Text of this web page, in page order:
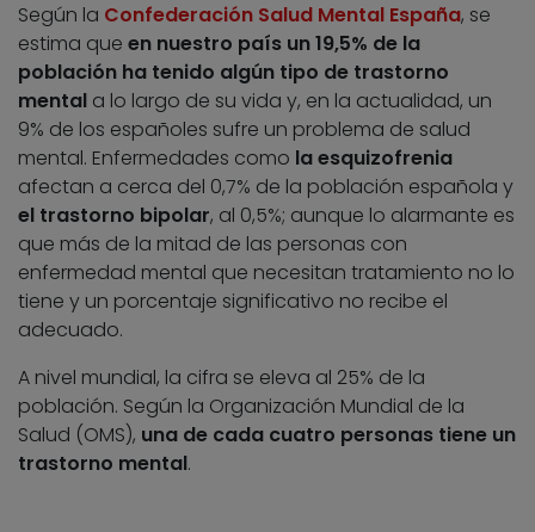
Según la Confederación Salud Mental España, se
estima que en nuestro país un 19,5% de la
población ha tenido algún tipo de trastorno
mental a lo largo de su vida y, en la actualidad, un
9% de los españoles sufre un problema de salud
mental. Enfermedades como la esquizofrenia
afectan a cerca del 0,7% de la población española y
el trastorno bipolar, al 0,5%; aunque lo alarmante es
que más de la mitad de las personas con
enfermedad mental que necesitan tratamiento no lo
tiene y un porcentaje significativo no recibe el
adecuado.
A nivel mundial, la cifra se eleva al 25% de la
población. Según la Organización Mundial de la
Salud (OMS), una de cada cuatro personas tiene un
trastorno mental.